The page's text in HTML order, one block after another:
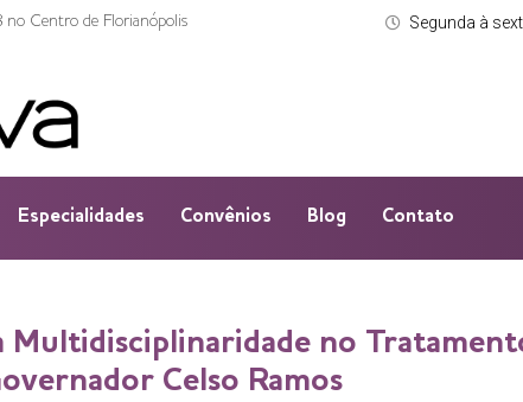
Centro de Florianópolis Segunda à
Especialidades Convênios Blog Contato
Multidisciplinaridade no
Celso Ramos